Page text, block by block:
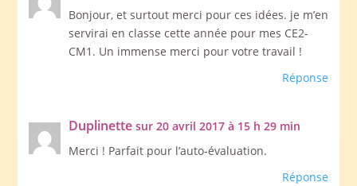
Bonjour, et surtout merci pour ces idées. je m’en
servirai en classe cette année pour mes CE2-
CM1. Un immense merci pour votre travail !
Réponse
Duplinette sur 20 avril 2017 à 15 h 29 min
Merci ! Parfait pour l’auto-évaluation.
Réponse